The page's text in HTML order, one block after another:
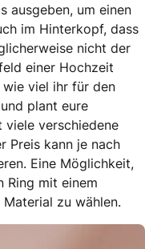
ausgeben, um einen
im Hinterkopf, dass
nicht der
einer Hochzeit
viel ihr für den
plant eure
viele verschiedene
Preis kann je nach
Eine Möglichkeit,
Ring mit einem
zu wählen.